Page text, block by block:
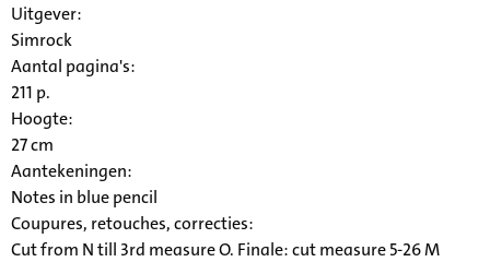
Uitgever:
Simrock
Aantal pagina's:
211 p.
Hoogte:
27 cm
Aantekeningen:
Notes in blue pencil
Coupures, retouches, correcties:
Cut from N till 3rd measure O. Finale: cut measure 5-26 M